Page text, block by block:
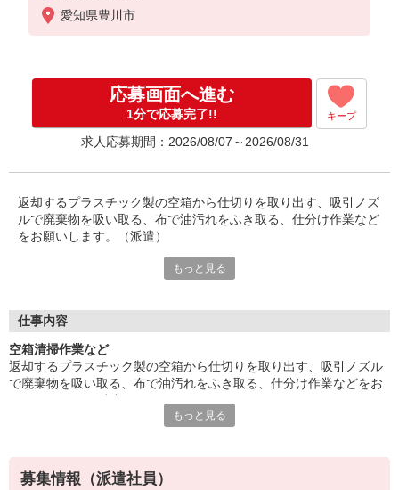
月収例：200000円以上（残業・休日出勤手当て等が
含まれています）
愛知県豊川市
応募画面へ進む
1分で応募完了!! キープ
求人応募期間：2026/08/07～2026/08/31
返却するプラスチック製の空箱から仕切りを取り出す、吸引ノズ
ルで廃棄物を吸い取る、布で油汚れをふき取る、仕分け作業など
をお願いします。（派遣）
本宿駅徒歩16分。ラクラク作業。3パターンの勤務時間帯あり、
たい方必見です。
できないケースがございます。詳細はオペレーターまでお問合せ
ください。
『テクノ・サービス』は、派遣業界大手スタッフサービスグルー
じたお仕事をご案内します。
安全管理体制も万全ですので安心してご就業いただけます。
もっと見る
仕事内容
空箱清掃作業など
返却するプラスチック製の空箱から仕切りを取り出す、吸引ノズル
で廃棄物を吸い取る、布で油汚れをふき取る、仕分け作業などをお
本宿駅徒歩16分。ラクラク作業。3パターンの勤務時間帯あり、柔
い方必見です。
もっと見る
募集情報（派遣社員）